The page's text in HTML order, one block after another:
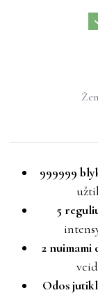
999999
5
2 nuimami
Odos